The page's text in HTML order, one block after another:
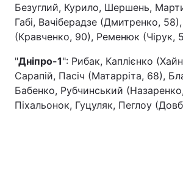
Безуглий, Курило, Шершень,
Габі, Вачіберадзе (Дмитренко,
(Кравченко, 90), Ременюк (Чірук,
"Дніпро-1": Рибак, Каплієнко
Сарапій, Пасіч (Матарріта, 68),
Бабенко, Рубчинський
Піхальонок, Гуцуляк, Пеглоу